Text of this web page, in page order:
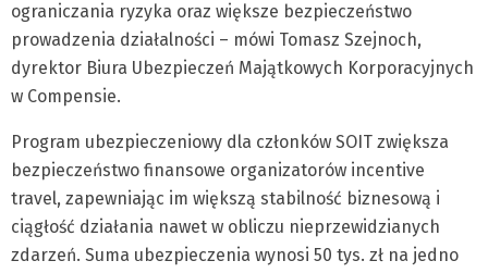
ograniczania ryzyka oraz większe bezpieczeństwo
prowadzenia działalności – mówi Tomasz Szejnoch,
dyrektor Biura Ubezpieczeń Majątkowych Korporacyjnych
w Compensie.
Program ubezpieczeniowy dla członków SOIT zwiększa
bezpieczeństwo finansowe organizatorów incentive
travel, zapewniając im większą stabilność biznesową i
ciągłość działania nawet w obliczu nieprzewidzianych
zdarzeń. Suma ubezpieczenia wynosi 50 tys. zł na jedno